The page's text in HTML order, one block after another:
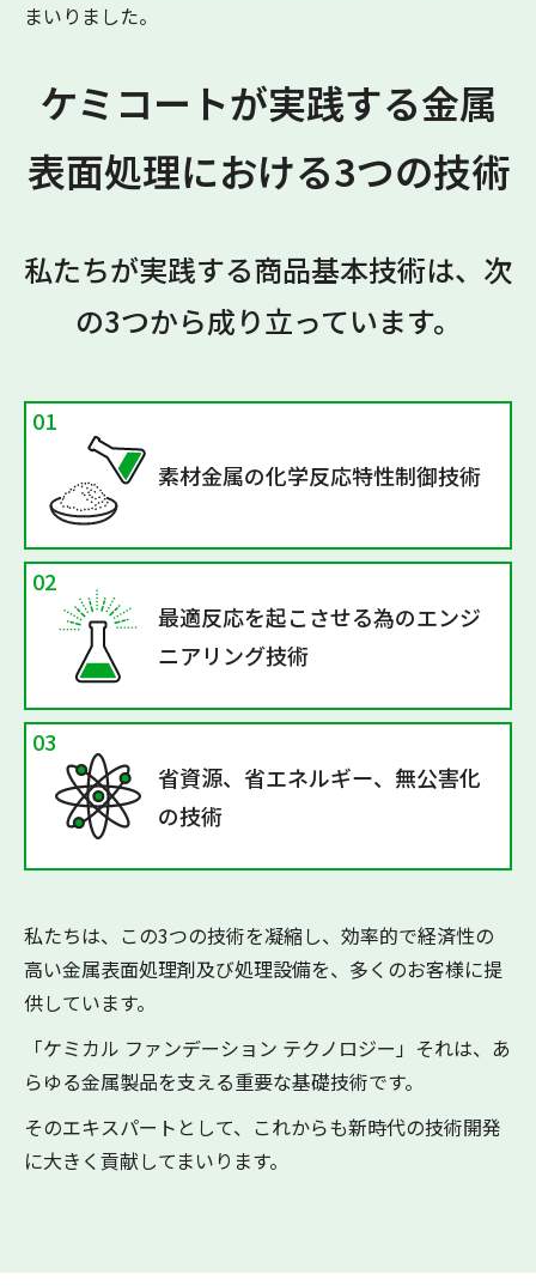
まいりました。
ケミコートが実践する金属
表面処理における3つの技術
私たちが実践する商品基本技術は、次
の3つから成り立っています。
01
素材金属の化学反応特性制御技術
02
最適反応を起こさせる為のエンジ
ニアリング技術
03
省資源、省エネルギー、 無公害化
の技術
私たちは、この3つの技術を凝縮し、効率的で経済性の
高い金属表面処理剤及び処理設備を、多くのお客様に提
供しています。
「ケミカル ファンデーション テクノロジー」それは、あ
らゆる金属製品を支える重要な基礎技術です。
そのエキスパートとして、これからも新時代の技術開発
に大きく貢献してまいります。